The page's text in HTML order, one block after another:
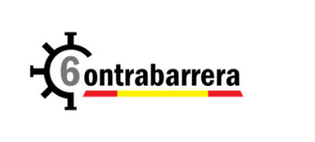
contenido